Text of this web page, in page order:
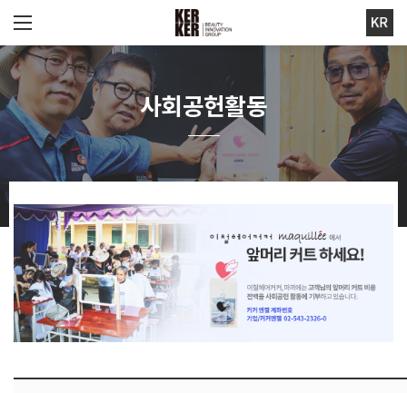
사회공헌활동